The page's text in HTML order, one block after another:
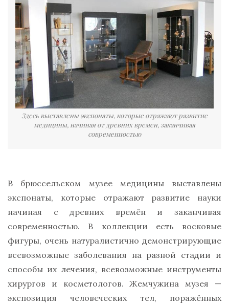
Здесь выставлены экспонаты, которые отражают развитие
медицины, начиная от древних времен, заканчивая
современностью
В брюссельском музее медицины выставлены
экспонаты, которые отражают развитие науки
начиная с древних времён и заканчивая
современностью. В коллекции есть восковые
фигуры, очень натуралистично демонстрирующие
всевозможные заболевания на разной стадии и
способы их лечения, всевозможные инструменты
хирургов и косметологов. Жемчужина музея —
экспозиция человеческих тел, поражённых